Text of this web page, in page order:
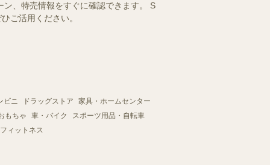
、特売情報をすぐに確認できます。 S
ご活用ください。
ビニ ドラッグストア
家具・ホームセンター
もちゃ 車・バイク
スポーツ用品・自転車
ィットネス